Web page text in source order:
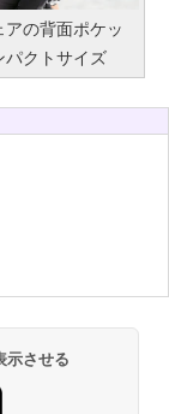
の背面ポケッ
パクトサイズ
示させる